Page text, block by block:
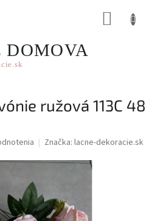
ružová 113C 48
Značka: lacne-dekoracie.sk